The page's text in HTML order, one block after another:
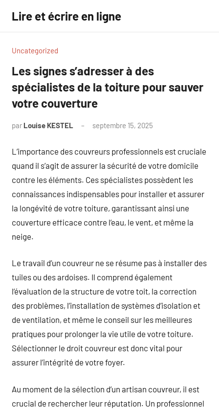
contenu
Lire et écrire en ligne
Uncategorized
Les signes s’adresser à des
spécialistes de la toiture pour sauver
votre couverture
par Louise KESTEL septembre 15, 2025
L’importance des couvreurs professionnels est cruciale
quand il s’agit de assurer la sécurité de votre domicile
contre les éléments. Ces spécialistes possèdent les
connaissances indispensables pour installer et assurer
la longévité de votre toiture, garantissant ainsi une
couverture efficace contre l’eau, le vent, et même la
neige.
Le travail d’un couvreur ne se résume pas à installer des
tuiles ou des ardoises. Il comprend également
l’évaluation de la structure de votre toit, la correction
des problèmes, l’installation de systèmes d’isolation et
de ventilation, et même le conseil sur les meilleures
pratiques pour prolonger la vie utile de votre toiture.
Sélectionner le droit couvreur est donc vital pour
assurer l’intégrité de votre foyer.
Au moment de la sélection d’un artisan couvreur, il est
crucial de rechercher leur réputation. Un professionnel